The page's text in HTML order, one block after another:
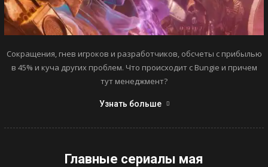
Сокращения, гнев игроков и разработчиков, обсчеты с прибылью
в 45% и куча других проблем. Что происходит с Bungie и причем
тут менеджмент?
Узнать больше
Главные сериалы мая